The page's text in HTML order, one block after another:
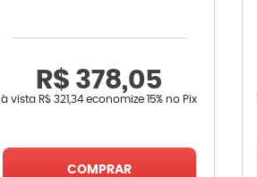
R$ 378,05
à vista R$ 321,34economize15% no Pix
COMPRAR